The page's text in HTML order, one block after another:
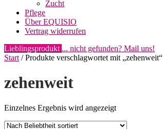
Zucht
Pflege
Über EQUISIO
Vertrag widerrufen
Lieblingsprodukt ... nicht gefunden? Mail uns!
Start / Produkte verschlagwortet mit „zehenweit“
zehenweit
Einzelnes Ergebnis wird angezeigt